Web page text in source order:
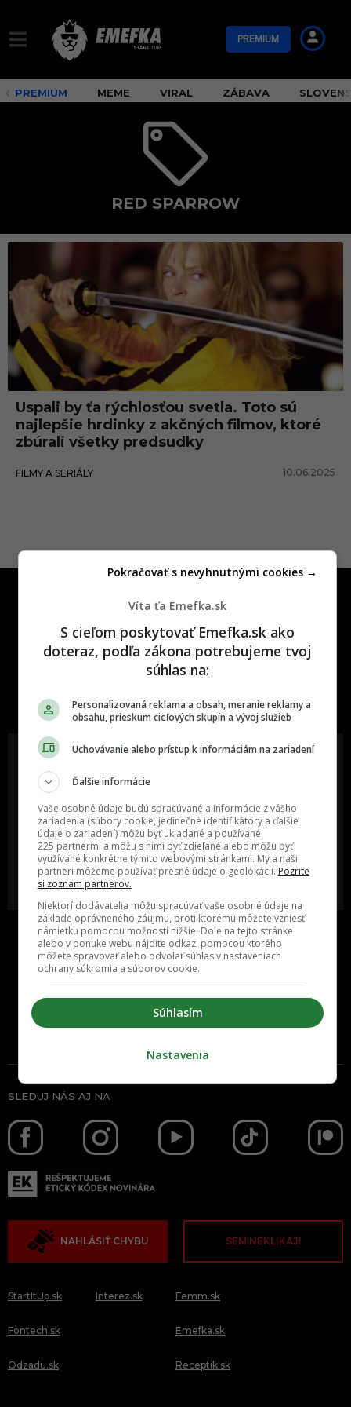
PREMIUM
PREMIUM MEME VIRAL ZÁBAVA
RED SPARROW
e
d
S
p
a
r
r
o
w
Uspali by ťa rýchlosťou svetla. Toto sú
najlepšie hrdinky z akčných filmov, ktoré
zbúrali všetky predsudky
FILMY A SERIÁLY 10.06.2025
One time najzábavnejšie miesto na
najzabávnejšie miesto na svete
Oslov reklamou viac ako milión
ľudí v rôznych vekových
kategóriách a na rôznych
sociálnych sieťach a nakopni svoj
biznis alebo produkt.
MÁM ZÁUJEM O
SPOLUPRÁCU
poznáš niekoho, o kom by sme
mali určite napísať?
POŠLI NÁM TIP NA ČLÁNOK
Inzercia Cenník
SLEDUJ NÁS AJ NA
NAHLÁSIŤ CHYBU SEM NEKLIKAJ!
StartItUp.sk
Fontech.sk
Odzadu.sk
Interez.sk Femm.sk
Emefka.sk
Receptik.sk
Víta ťa Emefka.sk
S cieľom poskytovať Emefka.sk ako
doteraz, podľa zákona potrebujeme tvoj
súhlas na:
Personalizovaná reklama a obsah, meranie reklamy a
obsahu, prieskum cieľových skupín a vývoj služieb
Uchovávanie alebo prístup k informáciám na zariadení
Ďalšie informácie
Vaše osobné údaje budú spracúvané a informácie z vášho
zariadenia (súbory cookie, jedinečné identifikátory a ďalšie
údaje o zariadení) môžu byť ukladané a používané
225 partnermi a môžu s nimi byť zdieľané alebo môžu byť
využívané konkrétne týmito webovými stránkami. My a naši
partneri môžeme používať presné údaje o geolokácii. Pozrite
si zoznam partnerov.
Niektorí dodávatelia môžu spracúvať vaše osobné údaje na
základe oprávneného záujmu, proti ktorému môžete vzniesť
námietku pomocou možností nižšie. Dole na tejto stránke
alebo v ponuke webu nájdite odkaz, pomocou ktorého
môžete spravovať alebo odvolať súhlas v nastaveniach
ochrany súkromia a súborov cookie.
Súhlasím
Pokračovať s nevyhnutnými cookies →
Nastavenia